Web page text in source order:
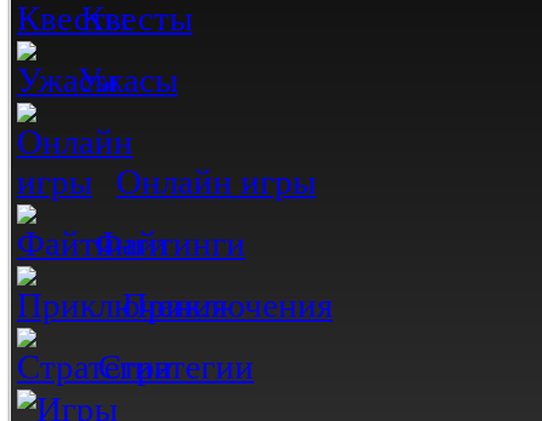
Квесты
Ужасы
Онлайн игры
Файтинги
Приключения
Стратегии